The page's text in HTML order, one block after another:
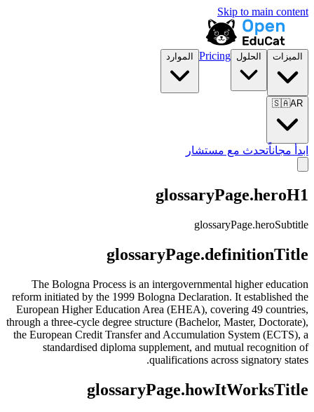
Skip to main content
الميزات الحلول Pricing الموارد
🇸🇦AR
ابدأ مجاناًتحدث مع مستشار
glossaryPage.heroH1
glossaryPage.heroSubtitle
glossaryPage.definitionTitle
The Bologna Process is an intergovernmental higher education
reform initiated by the 1999 Bologna Declaration. It established the
European Higher Education Area (EHEA), covering 49 countries,
through a three-cycle degree structure (Bachelor, Master, Doctorate),
the European Credit Transfer and Accumulation System (ECTS), a
standardised diploma supplement, and mutual recognition of
qualifications across signatory states.
glossaryPage.howItWorksTitle